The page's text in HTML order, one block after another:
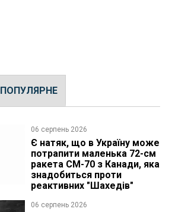
ПОПУЛЯРНЕ
06 серпень 2026
Є натяк, що в Україну може
потрапити маленька 72-см
ракета CM-70 з Канади, яка
знадобиться проти
реактивних "Шахедів"
06 серпень 2026